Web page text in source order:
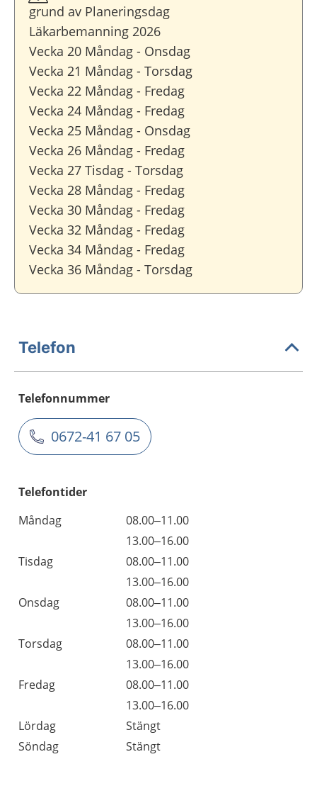
grund av Planeringsdag
Läkarbemanning 2026
Vecka 20 Måndag - Onsdag
Vecka 21 Måndag - Torsdag
Vecka 22 Måndag - Fredag
Vecka 24 Måndag - Fredag
Vecka 25 Måndag - Onsdag
Vecka 26 Måndag - Fredag
Vecka 27 Tisdag - Torsdag
Vecka 28 Måndag - Fredag
Vecka 30 Måndag - Fredag
Vecka 32 Måndag - Fredag
Vecka 34 Måndag - Fredag
Vecka 36 Måndag - Torsdag
Telefon
Telefonnummer
0672-41 67 05
Telefontider
Måndag
08.00–11.00
13.00–16.00
Tisdag
08.00–11.00
13.00–16.00
Onsdag
08.00–11.00
13.00–16.00
Torsdag
08.00–11.00
13.00–16.00
Fredag
08.00–11.00
13.00–16.00
Lördag
Stängt
Söndag
Stängt